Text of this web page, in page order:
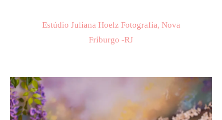
Estúdio Juliana Hoelz Fotografia, Nova
Friburgo -RJ